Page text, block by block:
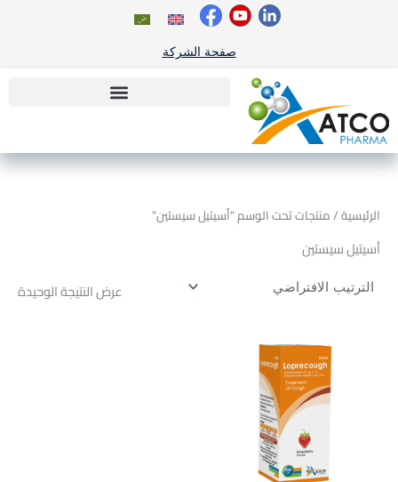
صفحة الشركة
الرئيسية/ منتجات تحت الوسم “أسيتيل سيستين”
أسيتيل سيستين
عرض النتيجة الوحيدة